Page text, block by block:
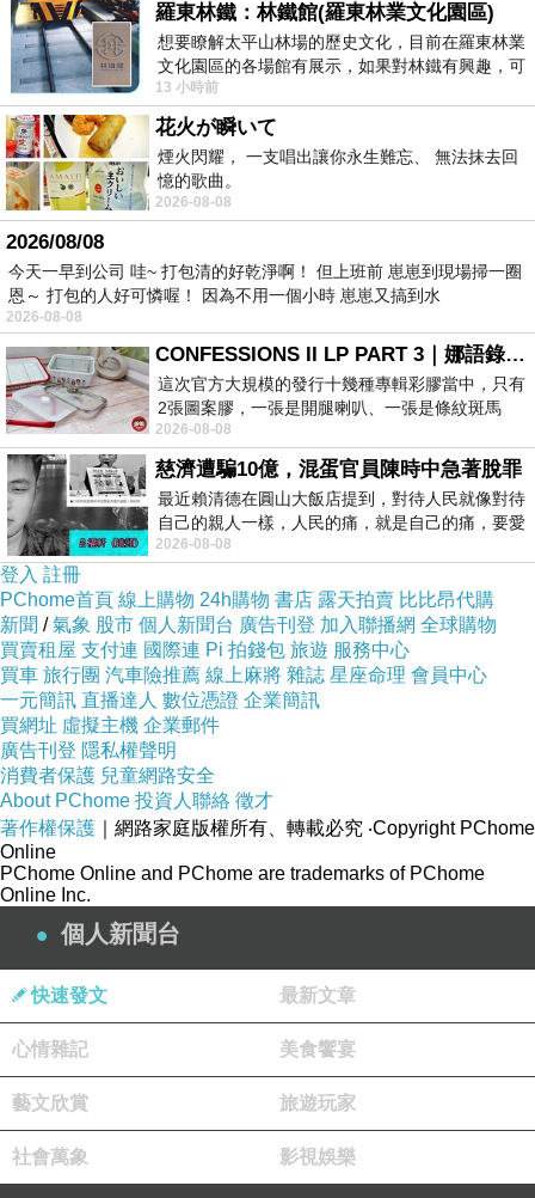
羅東林鐵：林鐵館(羅東林業文化園區)
想要瞭解太平山林場的歷史文化，目前在羅東林業
文化園區的各場館有展示，如果對林鐵有興趣，可
以到林鐵館。 這裡展示從山下
13 小時前
花火が瞬いて
煙火閃耀， 一支唱出讓你永生難忘、 無法抹去回
憶的歌曲。
2026-08-08
2026/08/08
今天一早到公司 哇~ 打包清的好乾淨啊！ 但上班前 崽崽到現場掃一圈
恩～ 打包的人好可憐喔！ 因為不用一個小時 崽崽又搞到水
2026-08-08
CONFESSIONS II LP PART 3｜娜語錄II LP PART 3
這次官方大規模的發行十幾種專輯彩膠當中，只有
2張圖案膠，一張是開腿喇叭、一張是條紋斑馬
版；目前官網上只剩澳洲商店AU STORE
2026-08-08
慈濟遭騙10億，混蛋官員陳時中急著脫罪
最近賴清德在圓山大飯店提到，對待人民就像對待
自己的親人一樣，人民的痛，就是自己的痛，要愛
民如親，說的這麼好聽，實際上根本沒做
2026-08-08
登入 註冊
PChome首頁 線上購物 24h購物 書店 露天拍賣 比比昂代購
新聞 /氣象 股市 個人新聞台 廣告刊登 加入聯播網 全球購物
買賣租屋 支付連 國際連 Pi 拍錢包 旅遊 服務中心
買車 旅行團 汽車險推薦 線上麻將 雜誌 星座命理 會員中心
一元簡訊 直播達人 數位憑證 企業簡訊
買網址 虛擬主機 企業郵件
廣告刊登 隱私權聲明
消費者保護 兒童網路安全
About PChome 投資人聯絡 徵才
著作權保護 ｜網路家庭版權所有、轉載必究 ‧Copyright PChome
Online
PChome Online and PChome are trademarks of PChome
Online Inc.
個人新聞台
快速發文 最新文章
心情雜記 美食饗宴
藝文欣賞 旅遊玩家
社會萬象 影視娛樂